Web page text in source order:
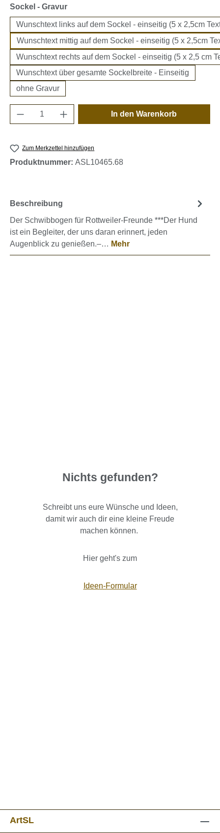
Sockel - Gravurauswählen
Wunschtext links auf dem Sockel - einseitig (5 x 2,5cm
Wunschtext mittig auf dem Sockel - einseitig (5 x 2,5cm
Wunschtext rechts auf dem Sockel - einseitig (5 x 2,5 cm
Wunschtext über gesamte Sockelbreite - Einseitig
ohne Gravur
Produkt Anzahl: Gib den gewünschten
In den Warenkorb
Zum Merkzettel hinzufügen
Produktnummer: ASL10465.68
Beschreibung
Der Schwibbogen für Rottweiler-Freunde ***Der Hund
ist ein Begleiter, der uns daran erinnert, jeden
Augenblick zu genießen.–… Mehr
Nichts gefunden?
Schreibt uns eure Wünsche und Ideen,
damit wir auch dir eine kleine Freude
machen können.
Hier geht's zum
Ideen-Formular
ArtSL